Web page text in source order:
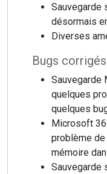
Sauvegarde
désormais
Diverses
Bugs corrigés
Sauvegarde
quelques
quelques
Microsoft
problème
mémoire
Sauvegarde